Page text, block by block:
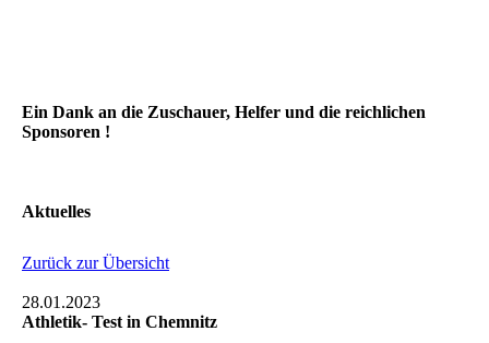
Ein Dank an die Zuschauer, Helfer und die reichlichen
Sponsoren !
Aktuelles
Zurück zur Übersicht
28.01.2023
Athletik- Test in Chemnitz